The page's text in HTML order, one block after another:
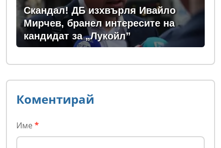
Скандал! ДБ изхвърля Ивайло
Мирчев, бранел интересите на
кандидат за „Лукойл”
Коментирай
Име *